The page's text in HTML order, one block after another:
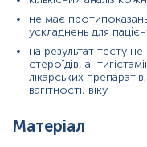
Для грудних дітей перед
можливу паузу між
Дітей до 5 років перед
негазованою водою
будь-яких медичних
не має
ускладнень для
на результат тесту
стероїдів,
лікарських
вагітності, віку.
Матеріал